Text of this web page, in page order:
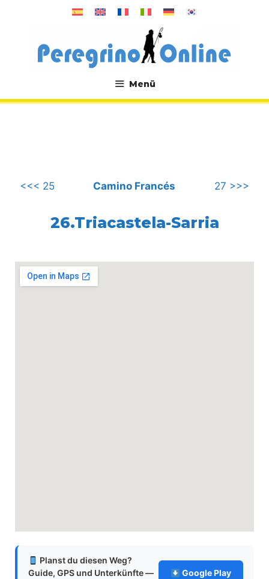
Menü
.
<<< 25 Camino Francés 27 >>>
26.Triacastela-Sarria
Planst du diesen Weg?
Guide, GPS und Unterkünfte —
Google Play